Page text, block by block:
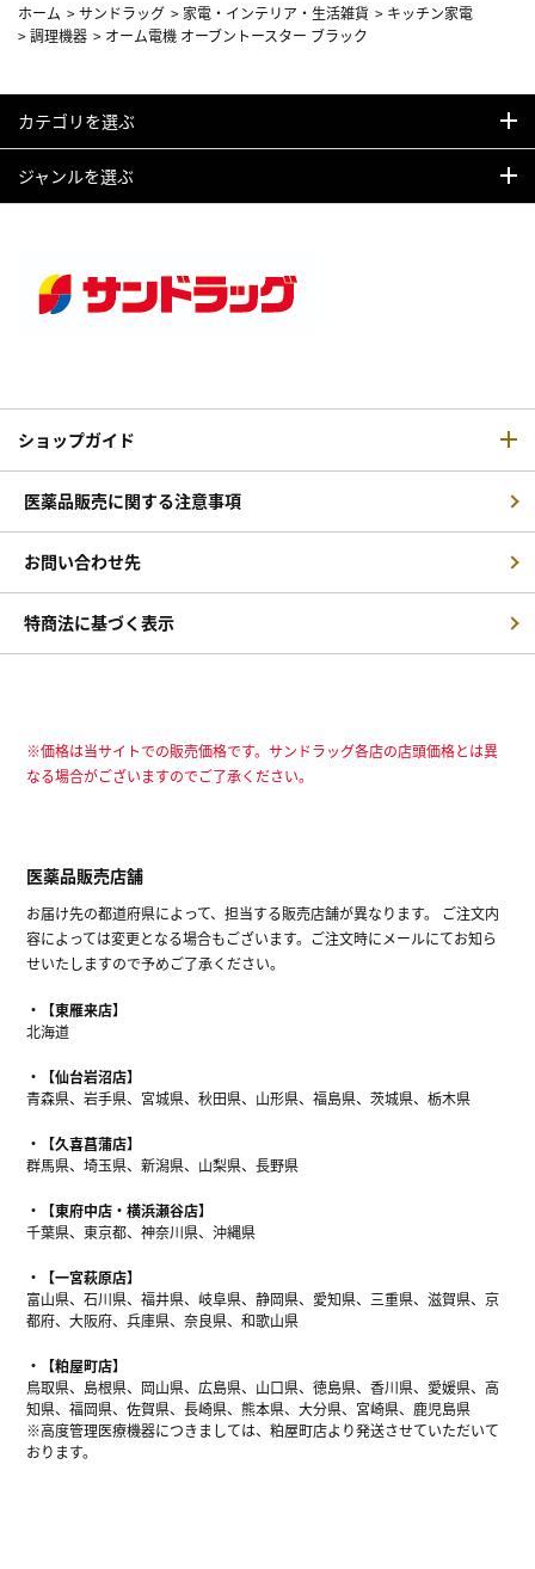
ホーム >サンドラッグ > 家電・インテリア・生活雑貨 > キッチン家電
>調理機器 > オーム電機 オーブントースター ブラック
カテゴリを選ぶ
ジャンルを選ぶ
ショップガイド
医薬品販売に関する注意事項
お問い合わせ先
特商法に基づく表示
※価格は当サイトでの販売価格です。サンドラッグ各店の店頭価格とは異
なる場合がございますのでご了承ください。
医薬品販売店舗
お届け先の都道府県によって、担当する販売店舗が異なります。 ご注文内
容によっては変更となる場合もございます。ご注文時にメールにてお知ら
せいたしますので予めご了承ください。
【東雁来店】
北海道
【仙台岩沼店】
青森県、岩手県、宮城県、秋田県、山形県、福島県、茨城県、栃木県
【久喜菖蒲店】
群馬県、埼玉県、新潟県、山梨県、長野県
【東府中店・横浜瀬谷店】
千葉県、東京都、神奈川県、沖縄県
【一宮萩原店】
富山県、石川県、福井県、岐阜県、静岡県、愛知県、三重県、滋賀県、京
都府、大阪府、兵庫県、奈良県、和歌山県
【粕屋町店】
鳥取県、島根県、岡山県、広島県、山口県、徳島県、香川県、愛媛県、高
知県、福岡県、佐賀県、長崎県、熊本県、大分県、宮崎県、鹿児島県
※高度管理医療機器につきましては、粕屋町店より発送させていただいて
おります。